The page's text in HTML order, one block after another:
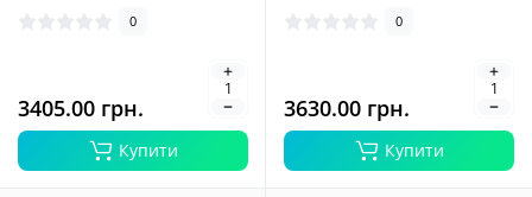
0
3405.00 грн.
Купити
0
3630.00 грн.
Купити